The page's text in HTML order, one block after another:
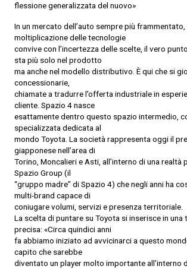
flessione generalizzata del nuovo»
In un mercato dell’auto sempre più frammentato,
moltiplicazione delle tecnologie
convive con l’incertezza delle scelte, il vero
sta più solo nel prodotto
ma anche nel modello distributivo. È qui che si
concessionarie,
chiamate a tradurre l’offerta industriale in
cliente. Spazio 4 nasce
esattamente dentro questo spazio intermedio,
specializzata dedicata al
mondo Toyota. La società rappresenta oggi il
giapponese nell’area di
Torino, Moncalieri e Asti, all’interno di una realtà
Spazio Group (il
“gruppo madre” di Spazio 4) che negli anni ha
multi-brand capace di
coniugare volumi, servizi e presenza territoriale.
La scelta di puntare su Toyota si inserisce in una
precisa: «Circa quindici anni
fa abbiamo iniziato ad avvicinarci a questo
capito che sarebbe
diventato un player molto importante all’interno